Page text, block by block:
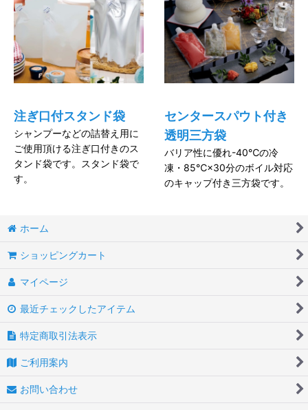
注ぎ口付スタンド袋
シャンプーなどの詰替え用に
ご使用頂ける注ぎ口付きのス
タンド袋です。スタンド袋で
す。
センタースパウト付き
透明三方袋
バリア性に優れ-40℃の冷
凍・85℃×30分のボイル対応
のキャップ付き三方袋です。
ホーム
ショッピングカート
マイページ
最近チェックしたアイテム
特定商取引法表示
ご利用案内
お問い合わせ